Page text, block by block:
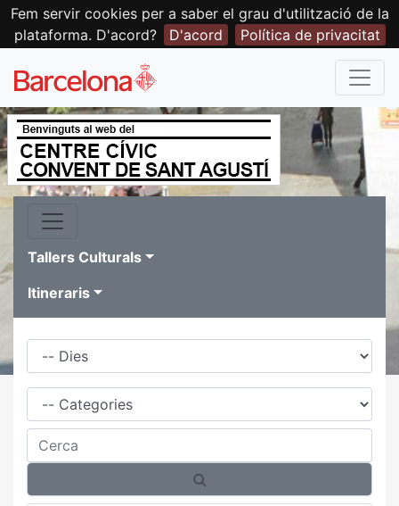
Fem servir cookies per a saber el grau d'utilització de la
plataforma. D'acord?
D'acord Política de privacitat
Tallers Culturals
Itineraris
Dies
Família
Cerca